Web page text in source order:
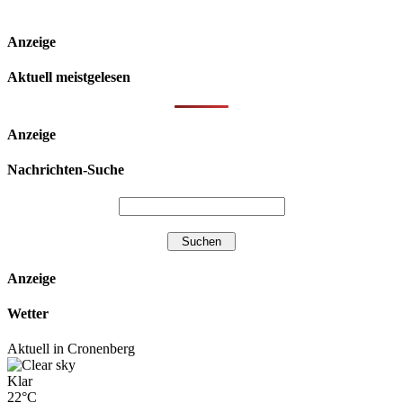
Anzeige
Aktuell meistgelesen
Anzeige
Nachrichten-Suche
Anzeige
Wetter
Aktuell in Cronenberg
Klar
22°C